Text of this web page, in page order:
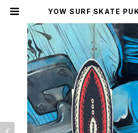
YOW SURF SKATE
P